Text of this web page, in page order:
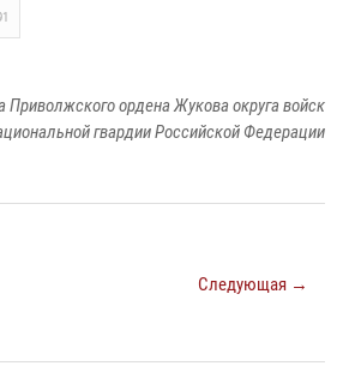
Приволжского ордена Жукова округа войск
гвардии Российской Федерации
Следующая →